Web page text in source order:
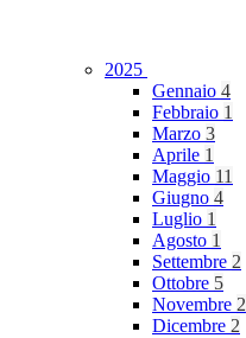
2025
Gennaio 4
Febbraio 1
Marzo 3
Aprile 1
Maggio 11
Giugno 4
Luglio 1
Agosto 1
Settembre 2
Ottobre 5
Novembre 2
Dicembre 2